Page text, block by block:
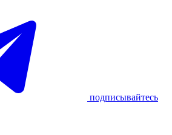
подписывайтесь